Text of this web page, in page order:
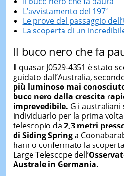
L’avvistamento del 1971
Le prove del passaggio
La scoperta di un
Il buco nero che fa
Il quasar J0529-4351 è stato
guidato dall’Australia,
più luminoso mai
buco nero dalla crescita
imprevedibile. Gli australiani
individuarlo per la prima
telescopio da 2,3 metri
di Siding Springa
hanno confermato la
Large Telescope dell’
Australe in Germania.